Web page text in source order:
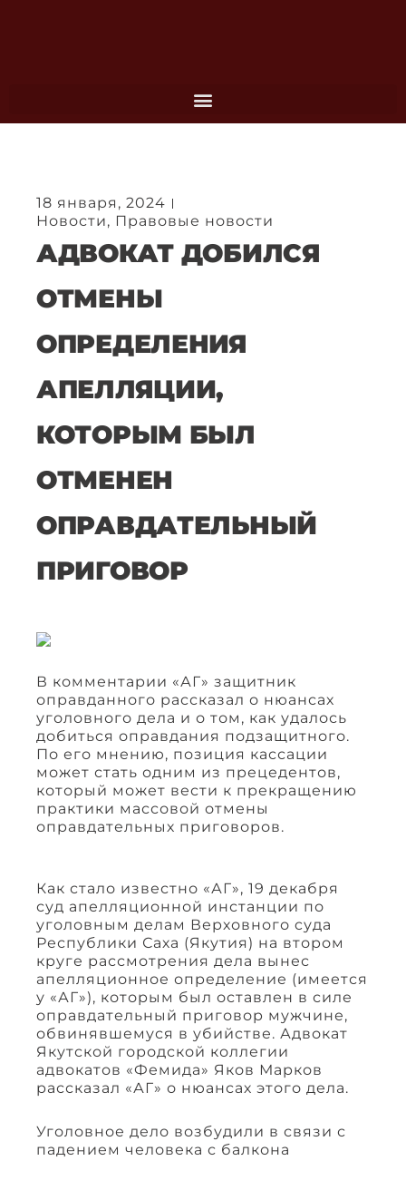
18 января, 2024
Новости, Правовые новости
АДВОКАТ ДОБИЛСЯ
ОТМЕНЫ
ОПРЕДЕЛЕНИЯ
АПЕЛЛЯЦИИ,
КОТОРЫМ БЫЛ
ОТМЕНЕН
ОПРАВДАТЕЛЬНЫЙ
ПРИГОВОР
В комментарии «АГ» защитник
оправданного рассказал о нюансах
уголовного дела и о том, как удалось
добиться оправдания подзащитного.
По его мнению, позиция кассации
может стать одним из прецедентов,
который может вести к прекращению
практики массовой отмены
оправдательных приговоров.
Как стало известно «АГ», 19 декабря
суд апелляционной инстанции по
уголовным делам Верховного cуда
Республики Саха (Якутия) на втором
круге рассмотрения дела вынес
апелляционное определение (имеется
у «АГ»), которым был оставлен в силе
оправдательный приговор мужчине,
обвинявшемуся в убийстве. Адвокат
Якутской городской коллегии
адвокатов «Фемида» Яков Марков
рассказал «АГ» о нюансах этого дела.
Уголовное дело возбудили в связи с
падением человека с балкона